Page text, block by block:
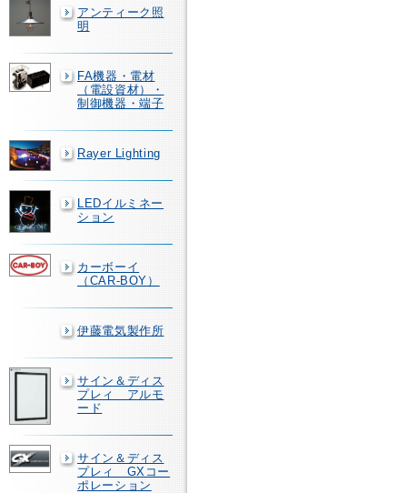
アンティーク照
明
FA機器・電材
（電設資材）・
制御機器・端子
Rayer Lighting
LEDイルミネー
ション
カーボーイ
（CAR-BOY）
伊藤電気製作所
サイン＆ディス
プレィ アルモ
ード
サイン＆ディス
プレィ GXコー
ポレーション